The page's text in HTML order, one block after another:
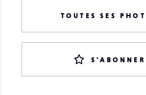
TOUTES SES
S'ABONNER